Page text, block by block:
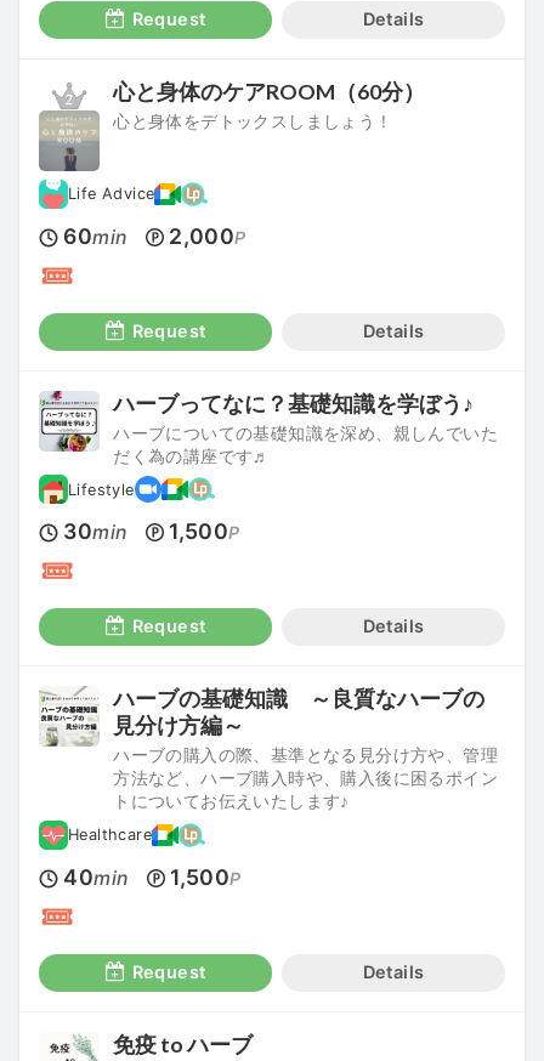
Request Details
心と身体のケアROOM（60分）
心と身体をデトックスしましょう！
Life Advice
60min 2,000P
Request Details
ハーブってなに？基礎知識を学ぼう♪
ハーブについての基礎知識を深め、親しんでいた
だく為の講座です♬
Lifestyle
30min 1,500P
Request Details
ハーブの基礎知識 ～良質なハーブの
見分け方編～
ハーブの購入の際、基準となる見分け方や、管理
方法など、ハーブ購入時や、購入後に困るポイン
トについてお伝えいたします♪
Healthcare
40min 1,500P
Request Details
免疫 to ハーブ